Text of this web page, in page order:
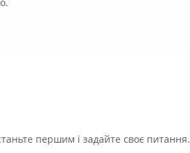
першим і задайте своє питання.